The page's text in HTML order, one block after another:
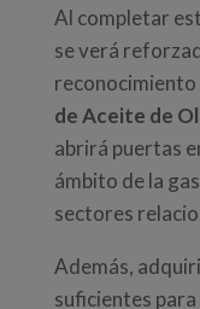
Al completar
se verá
de Aceite de
abrirá puertas
ámbito de la
sectores
Además,
suficientes